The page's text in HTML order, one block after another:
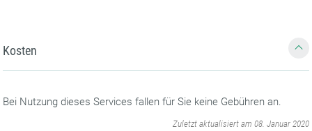
Kosten
Bei Nutzung dieses Services fallen für Sie keine Gebühren an.
Zuletzt aktualisiert am 08. Januar 2020